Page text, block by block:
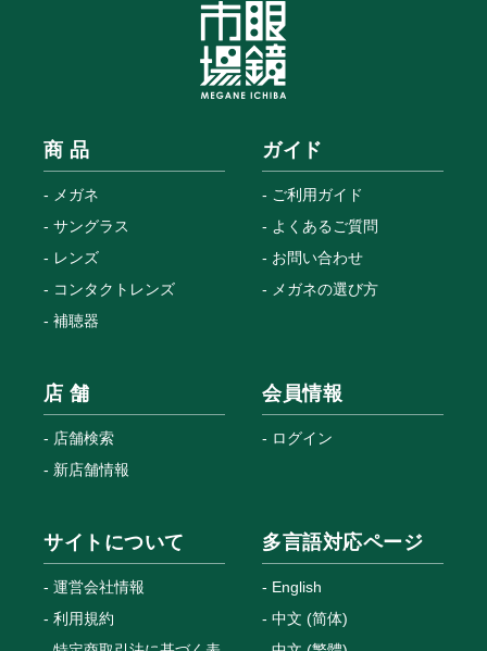
商 品
メガネ
サングラス
レンズ
コンタクトレンズ
補聴器
ガイド
ご利用ガイド
よくあるご質問
お問い合わせ
メガネの選び方
店 舗
店舗検索
新店舗情報
会員情報
ログイン
サイトについて
運営会社情報
利用規約
多言語対応ページ
English
中文 (简体)